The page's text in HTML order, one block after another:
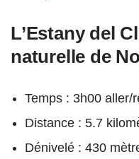
L’Estany del
naturelle de
Temps : 3h00 aller/
Distance : 5.7
Dénivelé : 430